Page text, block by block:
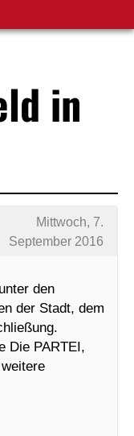
in
Mittwoch, 7.
September 2016
den
der Stadt, dem
Die PARTEI,